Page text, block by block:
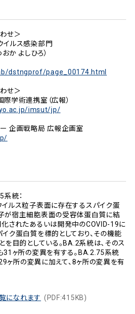
せ＞
ルス感染部門
か よしひろ）
dstngprof/page_00174.html
せ＞
学術連携室（広報）
imsut/jp/
企画戦略局 広報企画室
系統：
イルス粒子表面に存在するスパイク蛋
が宿主細胞表面の受容体蛋白質に結
化されたあるいは開発中のCOVID-19に
ク蛋白質を標的としており、その機能
を目的としている。BA.2系統は、そのス
31ヶ所の変異を有する。BA.2.75系統
ヶ所の変異に加えて、8ヶ所の変異を有
になれます (PDF:415KB)